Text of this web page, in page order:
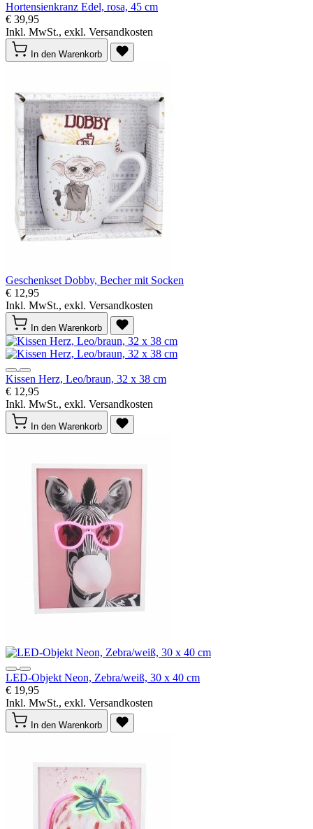
Hortensienkranz Edel, rosa, 45 cm
€ 39,95
Inkl. MwSt., exkl. Versandkosten
In den Warenkorb
Geschenkset Dobby, Becher mit Socken
€ 12,95
Inkl. MwSt., exkl. Versandkosten
In den Warenkorb
Kissen Herz, Leo/braun, 32 x 38 cm
€ 12,95
Inkl. MwSt., exkl. Versandkosten
In den Warenkorb
LED-Objekt Neon, Zebra/weiß, 30 x 40 cm
€ 19,95
Inkl. MwSt., exkl. Versandkosten
In den Warenkorb